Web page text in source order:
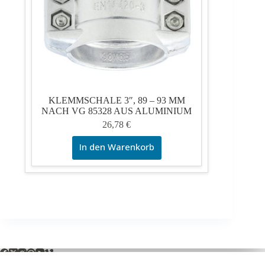
KLEMMSCHALE 3″, 89 – 93 MM
NACH VG 85328 AUS ALUMINIUM
26,78€
In den Warenkorb